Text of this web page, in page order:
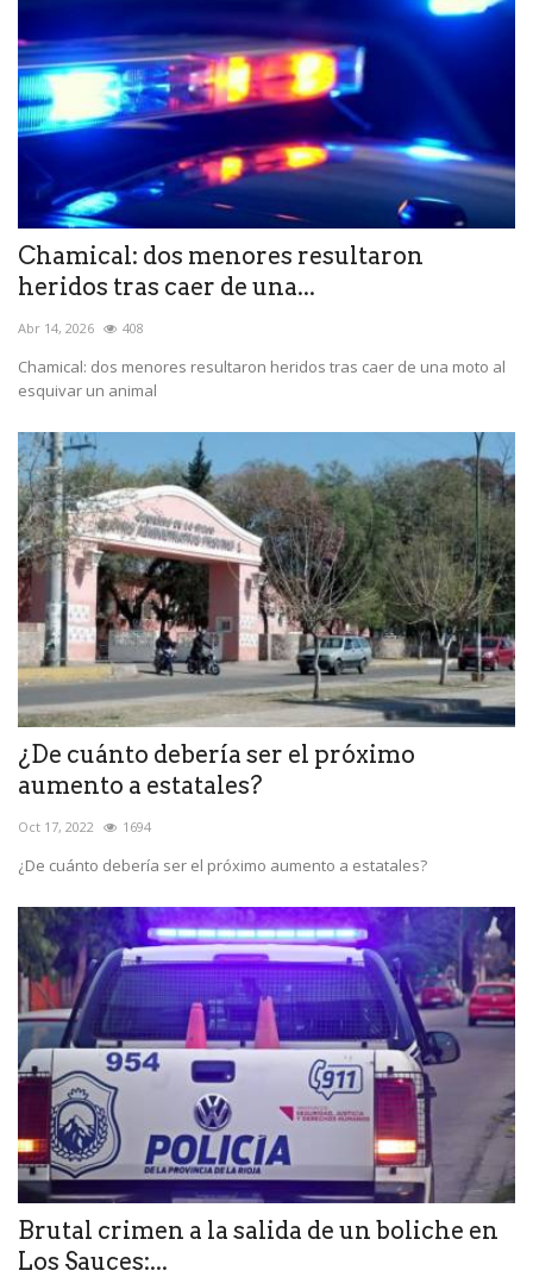
Chamical: dos menores resultaron
heridos tras caer de una...
Abr 14, 2026 408
Chamical: dos menores resultaron heridos tras caer de una moto al
esquivar un animal
¿De cuánto debería ser el próximo
aumento a estatales?
Oct 17, 2022 1694
¿De cuánto debería ser el próximo aumento a estatales?
Brutal crimen a la salida de un boliche en
Los Sauces:...